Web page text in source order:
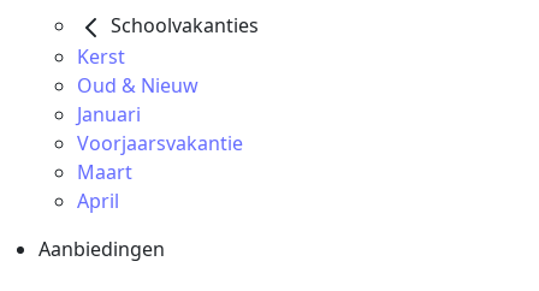
Schoolvakanties
Kerst
Oud & Nieuw
Januari
Voorjaarsvakantie
Maart
April
Aanbiedingen